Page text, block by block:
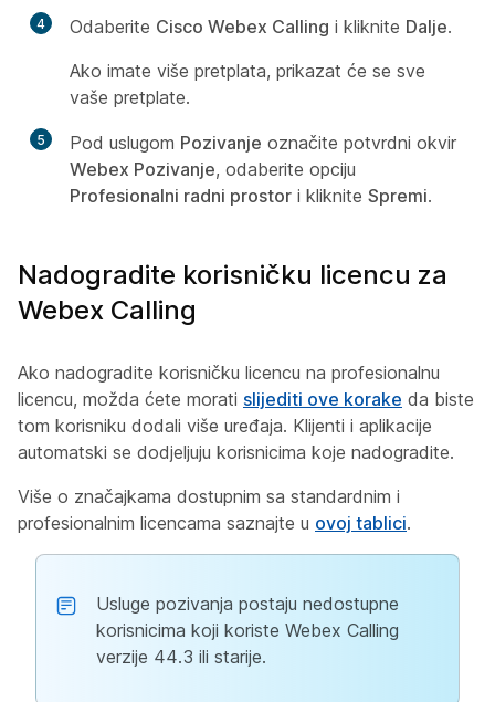
4 Odaberite Cisco Webex Calling i kliknite Dalje.
Ako imate više pretplata, prikazat će se sve
vaše pretplate.
5 Pod uslugom Pozivanje označite potvrdni okvir
Webex Pozivanje, odaberite opciju
Profesionalni radni prostor i kliknite Spremi.
Nadogradite korisničku licencu za
Webex Calling
Ako nadogradite korisničku licencu na profesionalnu
licencu, možda ćete morati slijediti ove korake da biste
tom korisniku dodali više uređaja. Klijenti i aplikacije
automatski se dodjeljuju korisnicima koje nadogradite.
Više o značajkama dostupnim sa standardnim i
profesionalnim licencama saznajte u ovoj tablici.
Usluge pozivanja postaju nedostupne
korisnicima koji koriste Webex Calling
verzije 44.3 ili starije.